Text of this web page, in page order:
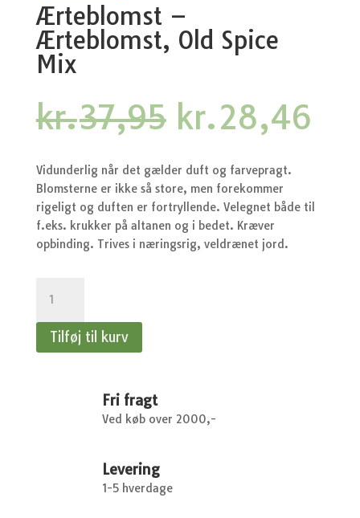
Ærteblomst –
Ærteblomst, Old Spice
Mix
kr.37,95 Den
oprindelige
pris
var:
kr.37,95.
kr.28,46
Vidunderlig når det gælder duft og farvepragt.
Blomsterne er ikke så store, men forekommer
rigeligt og duften er fortryllende. Velegnet både til
f.eks. krukker på altanen og i bedet. Kræver
opbinding. Trives i næringsrig, veldrænet jord.
Ærteblomst,
Tilføj til kurv
Fri fragt
Ved køb over 2000,-
Levering
1-5 hverdage